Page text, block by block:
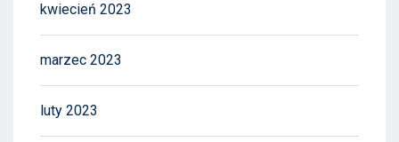
kwiecień 2023
marzec 2023
luty 2023